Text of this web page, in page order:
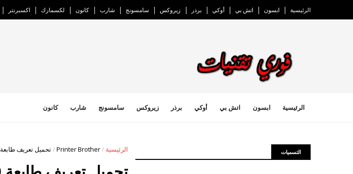
الرئيسية ابسون اتش بي أوكي برذر زيروكس سامسونج شارب كانون لكسمارك اكسبرنتر
الرئيسية ابسون اتش بي أوكي برذر زيروكس سامسونج شارب كانون
الرئيسية /
Printer Brother
/تحميل تعريف طابعة Brother DCP 8060 التسميات